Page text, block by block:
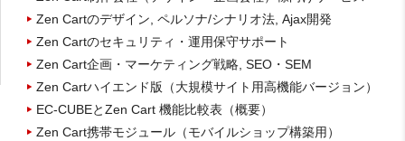
Zen Cartのデザイン, ペルソナ/シナリオ法, Ajax開発
Zen Cartのセキュリティ・運用保守サポート
Zen Cart企画・マーケティング戦略, SEO・SEM
Zen Cartハイエンド版（大規模サイト用高機能バージョン）
EC-CUBEとZen Cart 機能比較表（概要）
Zen Cart携帯モジュール（モバイルショップ構築用）